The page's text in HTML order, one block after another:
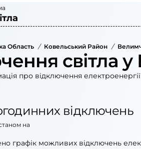
Область / Ковельський Район /
світла
про відключення
відключень
на
графік можливих відключень